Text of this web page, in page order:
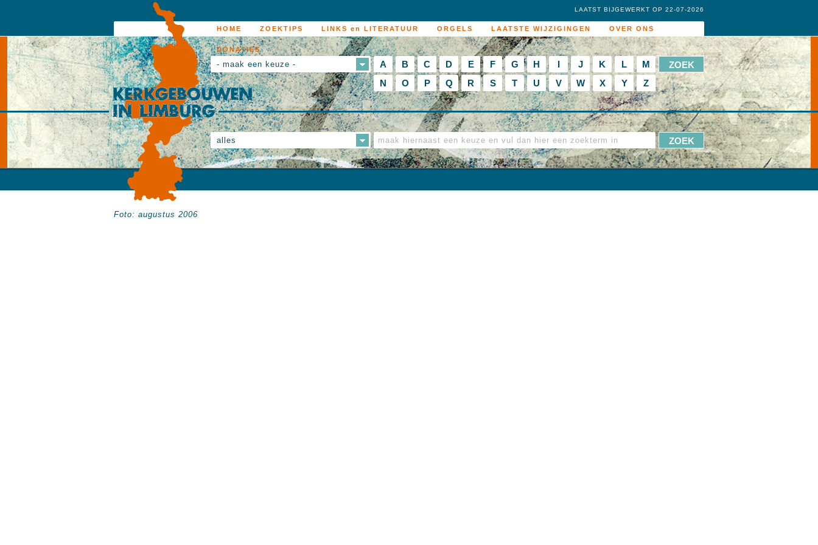
HOME ZOEKTIPS LINKS en LITERATUUR ORGELS LAATSTE WIJZIGINGEN OVER ONS
DONATIES
LAATST BIJGEWERKT OP 22-07-2026
- maak een keuze - A B C D E F G H I J K L
M
N
O P Q R S T U V W X Y Z
alles
Foto: augustus 2006